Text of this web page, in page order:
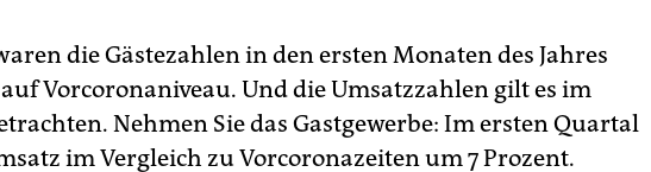
die Gästezahlen in den ersten Monaten des Jahres
Vorcoronaniveau. Und die Umsatzzahlen gilt es im
Nehmen Sie das Gastgewerbe: Im ersten Quartal
im Vergleich zu Vorcoronazeiten um 7 Prozent.